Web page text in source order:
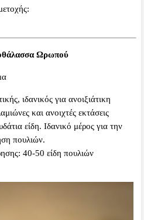
Ωρωπού
ιδανικός για ανοιξιάτικη
και ανοιχτές εκτάσεις
είδη. Ιδανικό μέρος για την
πουλιών.
40-50 είδη πουλιών